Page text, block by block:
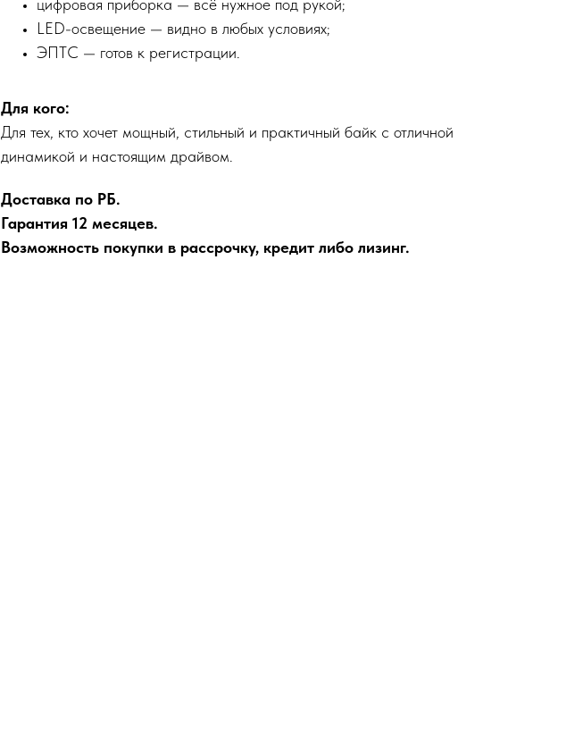
цифровая приборка — всё нужное под рукой;
LED-освещение — видно в любых условиях;
ЭПТС — готов к регистрации.
Для кого:
Для тех, кто хочет мощный, стильный и практичный байк с отличной
динамикой и настоящим драйвом.
Доставка по РБ.
Гарантия 12 месяцев.
Возможность покупки в рассрочку, кредит либо лизинг.